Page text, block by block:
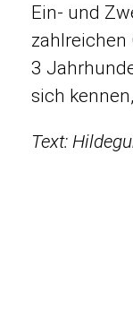
Ein- und
zahlreichen
3
sich
Text: